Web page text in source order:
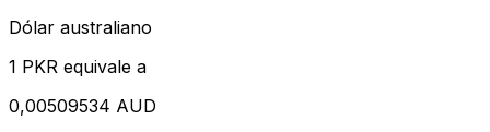
Dólar australiano
1 PKR equivale a
0,00509534 AUD